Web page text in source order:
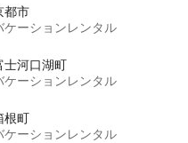
都市
ケーションレンタル
士河口湖町
ケーションレンタル
根町
ケーションレンタル